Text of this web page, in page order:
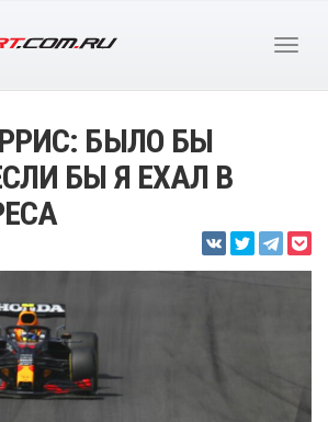
БЫЛО БЫ
БЫ Я ЕХАЛ В